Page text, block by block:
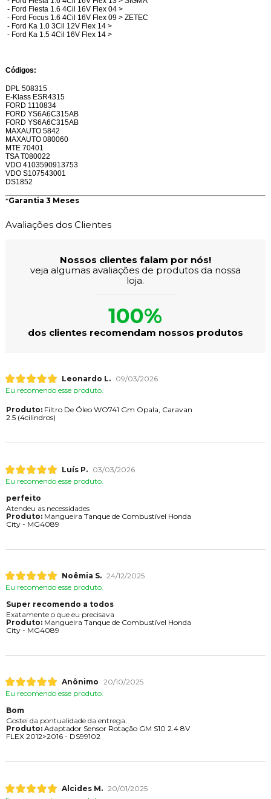
- Ford Fiesta 1.6 4Cil 16V Flex 04 >
- Ford Focus 1.6 4Cil 16V Flex 09 > ZETEC
- Ford Ka 1.0 3Cil 12V Flex 14 >
- Ford Ka 1.5 4Cil 16V Flex 14 >
Códigos:
DPL 508315
E-Klass ESR4315
FORD 1110834
FORD YS6A6C315AB
FORD YS6A6C315AB
MAXAUTO 5842
MAXAUTO 080060
MTE 70401
TSA T080022
VDO 4103590913753
VDO S107543001
DS1852
*Garantia 3 Meses
Avaliações dos Clientes
Nossos clientes falam por nós!
veja algumas avaliações de produtos da nossa
loja.
100%
dos clientes recomendam nossos produtos
Leonardo L.
09/03/2026
Eu recomendo esse produto.
Produto:Filtro De Óleo WO741 Gm Opala, Caravan
2.5 (4cilindros)
Luís P.
03/03/2026
Eu recomendo esse produto.
perfeito
Atendeu as necessidades
Produto:Mangueira Tanque de Combustível Honda
City - MG4089
Noêmia S. 24/12/2025
Eu recomendo esse produto.
Super recomendo a todos
Exatamente o que eu precisava
Produto:Mangueira Tanque de Combustível Honda
City - MG4089
Anônimo 20/10/2025
Eu recomendo esse produto.
Bom
Gostei da pontualidade da entrega.
Produto:Adaptador Sensor Rotação GM S10 2.4 8V
FLEX 2012>2016 - DS99102
Alcides M. 20/01/2025